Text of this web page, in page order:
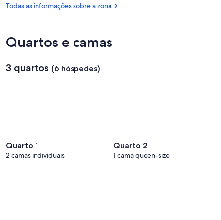
(PRM)
Todas as informações sobre a zona
Quartos e camas
3 quartos (6 hóspedes)
Quarto 1
2 camas individuais
Quarto 2
1 cama queen-size